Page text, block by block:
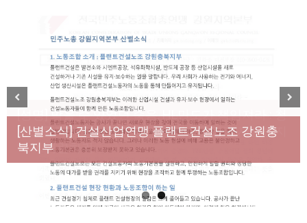
[성명] 막을 수 있었던 죽음, HL만도가 책임져라 : 청
년노동자 사망사고의 철저한 진상규명과 재발방지
대책 마련하라
[산별소식] 건설산업연맹 플랜트건설노조 강원충
북지부
Previous Next